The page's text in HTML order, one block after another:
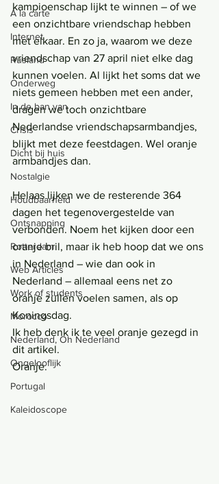
Á la carte
Internet
Rusland
Onderweg
In de ban van
Crisis
Dicht bij huis
Nostalgie
Houdbaarheid
Ontsnapping
Rotterdam
Web Articles
Work of students
Morocco
Nederland, Oh Nederland
Ongelooflijk
Portugal
Kaleidoscope
kampioenschap lijkt te winnen – of we
een onzichtbare vriendschap hebben
met elkaar. En zo ja, waarom we deze
vriendschap van 27 april niet elke dag
kunnen voelen. Al lijkt het soms dat we
niets gemeen hebben met een ander,
dragen we toch onzichtbare
Nederlandse vriendschapsarmbandjes,
blijkt met deze feestdagen. Wel oranje
armbandjes dan.
Helaas lijken we de resterende 364
dagen het tegenovergestelde van
verbonden. Noem het kijken door een
oranje bril, maar ik heb hoop dat we ons
in Nederland – wie dan ook in
Nederland – allemaal eens net zo
oranje zullen voelen samen, als op
Koningsdag.
Ik heb denk ik te veel oranje gezegd in
dit artikel.
Oranje.